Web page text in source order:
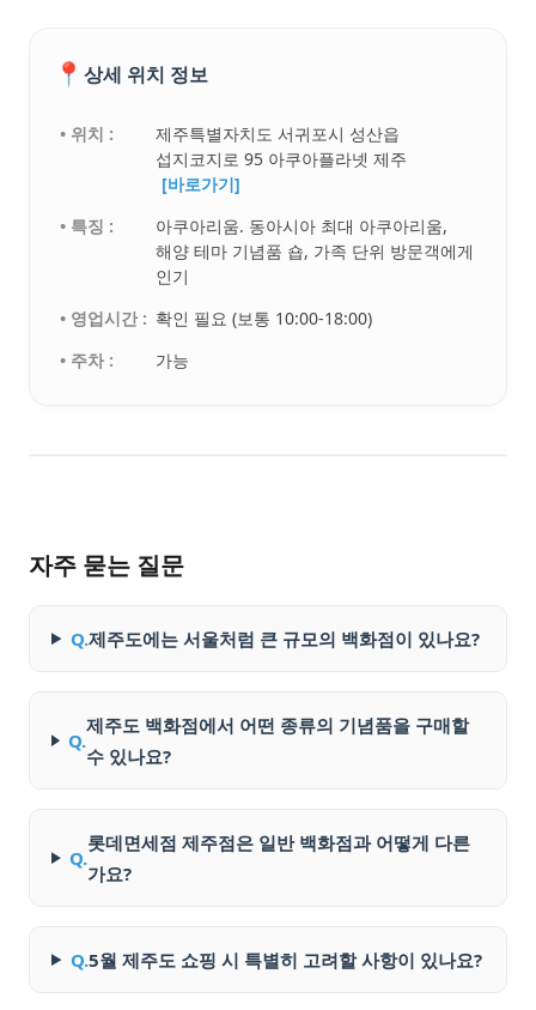
📍 상세 위치 정보
• 위치 :
제주특별자치도 서귀포시 성산읍
섭지코지로 95 아쿠아플라넷 제주
[바로가기]
• 특징 :
아쿠아리움. 동아시아 최대 아쿠아리움,
해양 테마 기념품 숍, 가족 단위 방문객에게
인기
• 영업시간 : 확인 필요 (보통 10:00-18:00)
• 주차 :
가능
자주 묻는 질문
Q.제주도에는 서울처럼 큰 규모의 백화점이 있나요?
Q.
제주도 백화점에서 어떤 종류의 기념품을 구매할
수 있나요?
Q.
롯데면세점 제주점은 일반 백화점과 어떻게 다른
가요?
Q.5월 제주도 쇼핑 시 특별히 고려할 사항이 있나요?